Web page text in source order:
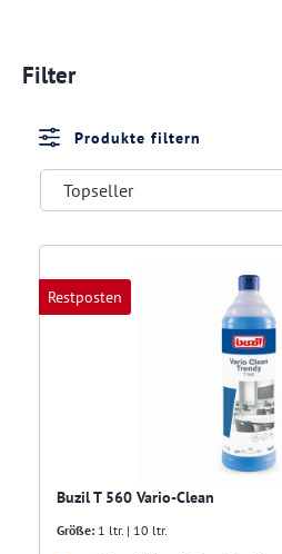
Filter
Produkte filtern
Restposten
Buzil T 560 Vario-Clean
Größe: 1 ltr. | 10 ltr.